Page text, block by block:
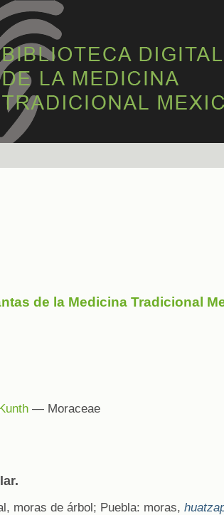
de la Medicina Tradicional
— Moraceae
moras de árbol; Puebla: moras,